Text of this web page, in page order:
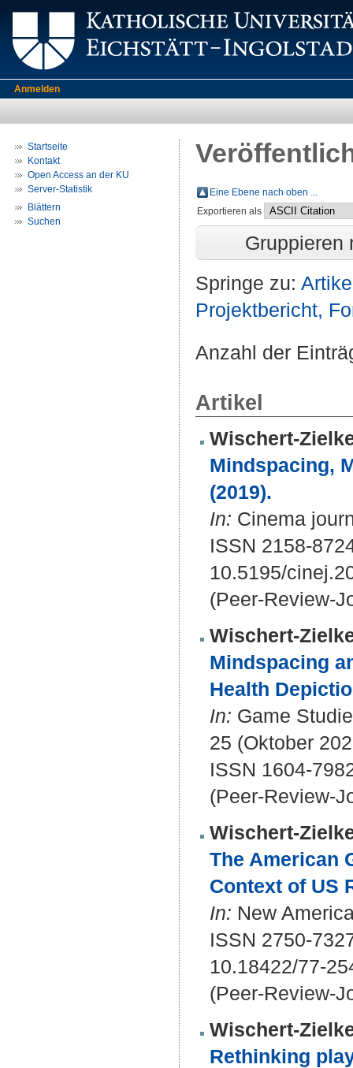
Anmelden
Startseite
Kontakt
Open Access an der KU
Server-Statistik
Blättern
Suchen
Eine Ebene nach oben ...
Exportieren als
Gruppieren
Springe zu:
Projektbericht,
Anzahl der
Artikel
Wischert-
Mindspacing,
(2019).
In: Cinema
ISSN 2158-
10.5195/
(Peer-Review-
Wischert-
Mindspacing
Health
In: Game
25 (Oktober
ISSN 1604-
(Peer-Review-
Wischert-
The American
Context of US
In: New
ISSN 2750-
10.18422/77-
(Peer-Review-
Wischert-
Rethinking